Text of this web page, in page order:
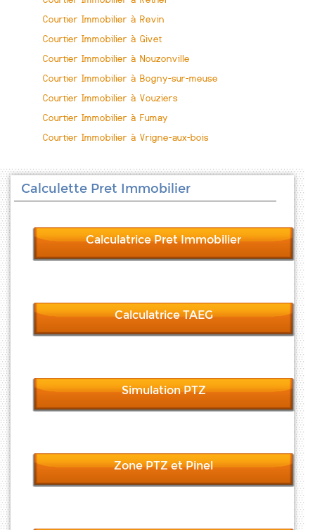
Courtier Immobilier à Revin
Courtier Immobilier à Givet
Courtier Immobilier à Nouzonville
Courtier Immobilier à Bogny-sur-meuse
Courtier Immobilier à Vouziers
Courtier Immobilier à Fumay
Courtier Immobilier à Vrigne-aux-bois
Calculette Pret Immobilier
Calculatrice Pret Immobilier
Calculatrice TAEG
Simulation PTZ
Zone PTZ et Pinel